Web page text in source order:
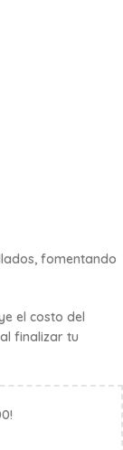
fomentando
el costo del
finalizar tu